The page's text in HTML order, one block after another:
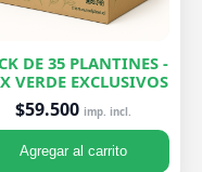
DE 35 PLANTINES -
VERDE EXCLUSIVOS
$59.500 imp. incl.
Agregar al carrito